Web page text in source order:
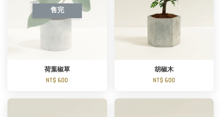
售完
荷葉椒草
NT$ 600
胡椒木
NT$ 600